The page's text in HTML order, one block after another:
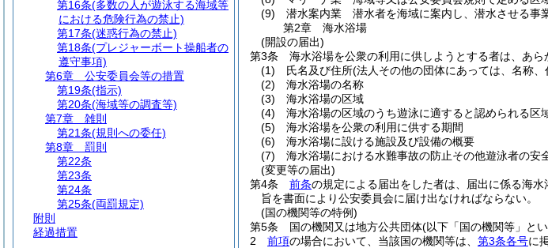
(9)
潜水案内業 潜水者を海域に案内し、潜水させる事
第2章
海水浴場
(開設の届出)
第3条
海水浴場を公衆の利用に供しようとする者は、あ
(1)
氏名及び住所(法人その他の団体にあっては、名称
(2)
海水浴場の名称
(3)
海水浴場の区域
(4)
海水浴場の区域のうち遊泳に適すると認められる区
(5)
海水浴場を公衆の利用に供する期間
(6)
海水浴場に設ける施設及び設備の概要
(7)
海水浴場における水難事故の防止その他遊泳者の安
(変更等の届出)
第4条
前条の規定による届出をした者は、届出に係る海
旨を書面により公安委員会に届け出なければならない。
(国の機関等の特例)
第5条
国の機関又は地方公共団体(以下「国の機関等」と
2
前項の場合において、当該国の機関等は、 第3条各号に
第16条(多数の人が遊泳する海域等
における危険行為の禁止)
第17条(迷惑行為の禁止)
第18条(プレジャーボート操船者の
遵守事項)
第6章
公安委員会等の措置
第19条(指示)
第20条(海域等の調査等)
第7章
雑則
第21条(規則への委任)
第8章
罰則
第22条
第23条
第24条
第25条(両罰規定)
附則
経過措置